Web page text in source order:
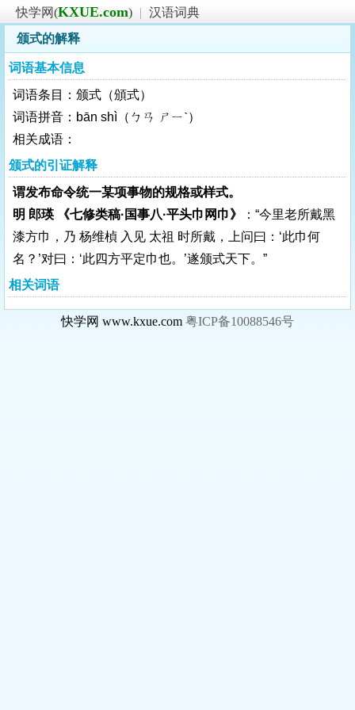
快学网(KXUE.com) | 汉语词典
颁式的解释
词语基本信息
词语条目：颁式（頒式）
词语拼音：bān shì（ㄅㄢ ㄕㄧˋ）
相关成语：
颁式的引证解释
谓发布命令统一某项事物的规格或样式。
明 郎瑛 《七修类稿·国事八·平头巾网巾》
：“今里老所戴黑
漆方巾，乃 杨维楨 入见 太祖 时所戴，上问曰：‘此巾何
名？’对曰：‘此四方平定巾也。’遂颁式天下。”
相关词语
快学网 www.kxue.com 粤ICP备10088546号